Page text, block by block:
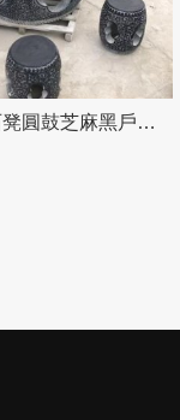
休閑石桌石凳圓鼓芝麻黑戶外擺放家庭別墅裝飾